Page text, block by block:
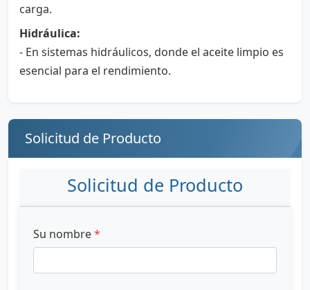
carga.
Hidráulica:
- En sistemas hidráulicos, donde el aceite limpio es
esencial para el rendimiento.
Solicitud de Producto
Solicitud de Producto
Su nombre*